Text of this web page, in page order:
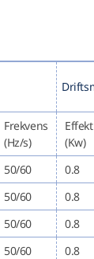
Frekvens
(Hz/s)
Effekt
(Kw)
50/60 0.8
50/60 0.8
50/60 0.8
50/60 0.8